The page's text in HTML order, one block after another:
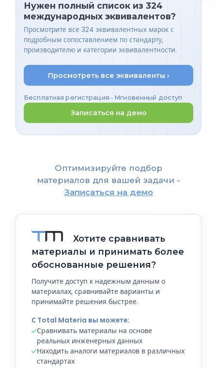
Нужен полный список из 324
международных эквивалентов?
Просмотрите все 324 эквивалентных марок с
подробным сопоставлением по стандарту,
производителю и категории эквивалентности.
Просмотреть все эквиваленты ›
Бесплатная регистрация • Мгновенный доступ
Записаться на демо
Оптимизируйте подбор
материалов для вашей задачи -
Записаться на демо
Хотите сравнивать
материалы и принимать более
обоснованные решения?
Получите доступ к надежным данным о
материалах, сравнивайте варианты и
принимайте решения быстрее.
С Total Materia вы можете:
Сравнивать материалы на основе
реальных инженерных данных
Находить аналоги материалов в различных
стандартах